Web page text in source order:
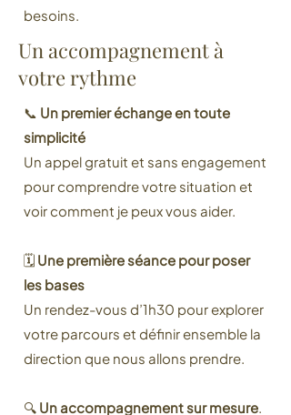
besoins.
Un accompagnement à
votre rythme
📞 Un premier échange en toute
simplicité
Un appel gratuit et sans engagement
pour comprendre votre situation et
voir comment je peux vous aider.
🗓️ Une première séance pour poser
les bases
Un rendez-vous d’1h30 pour explorer
votre parcours et définir ensemble la
direction que nous allons prendre.
🔍 Un accompagnement sur mesure.